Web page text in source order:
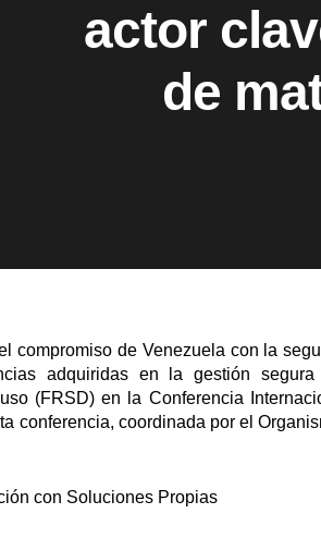
actor
de
compromiso de Venezuela con la
adquiridas en la gestión
(FRSD) en la Conferencia
conferencia, coordinada por el
con Soluciones Propias